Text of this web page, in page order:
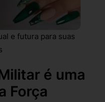
e futura para suas
é uma
Força